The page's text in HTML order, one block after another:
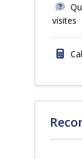
visites